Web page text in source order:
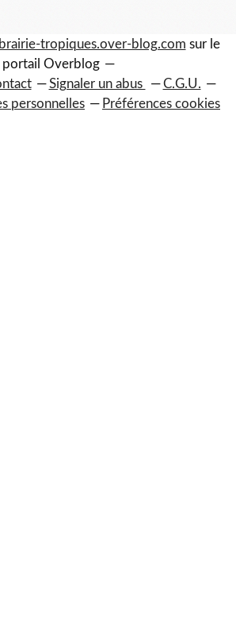
tropiques.over-blog.com sur le
portail Overblog
Signaler un abus
C.G.U.
personnelles
Préférences cookies